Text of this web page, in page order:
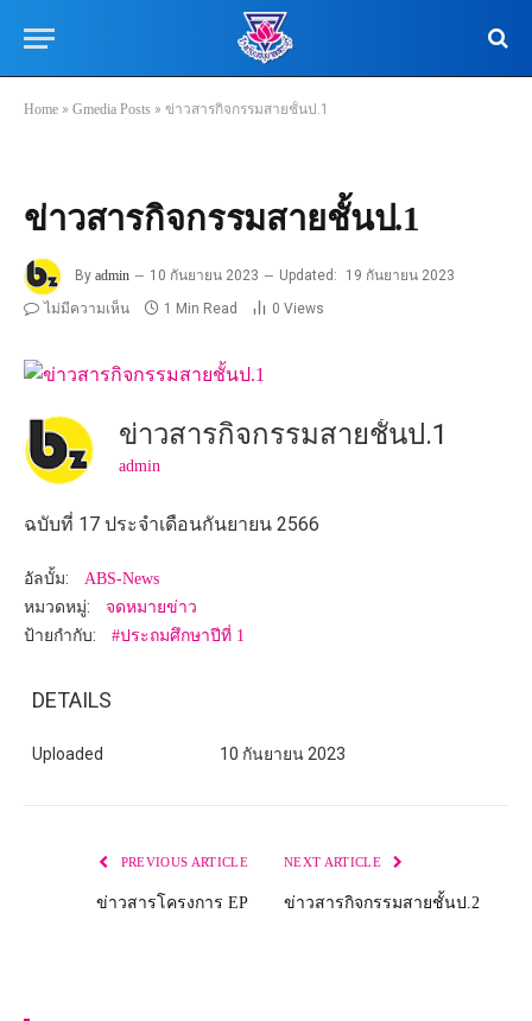
Home » Gmedia Posts » ข่าวสารกิจกรรมสายชั้นป.1
ข่าวสารกิจกรรมสายชั้นป.1
By admin 10 กันยายน 2023 Updated:
19 กันยายน 2023
ไม่มีความเห็น
1 Min Read 0 Views
ข่าวสารกิจกรรมสายชั้นป.1
admin
ฉบับที่ 17 ประจำเดือนกันยายน 2566
อัลบั้ม: ABS-News
หมวดหมู่: จดหมายข่าว
ป้ายกำกับ: #ประถมศึกษาปีที่ 1
DETAILS
Uploaded 10 กันยายน 2023
PREVIOUS ARTICLE
ข่าวสารโครงการ EP
NEXT ARTICLE
ข่าวสารกิจกรรมสายชั้นป.2